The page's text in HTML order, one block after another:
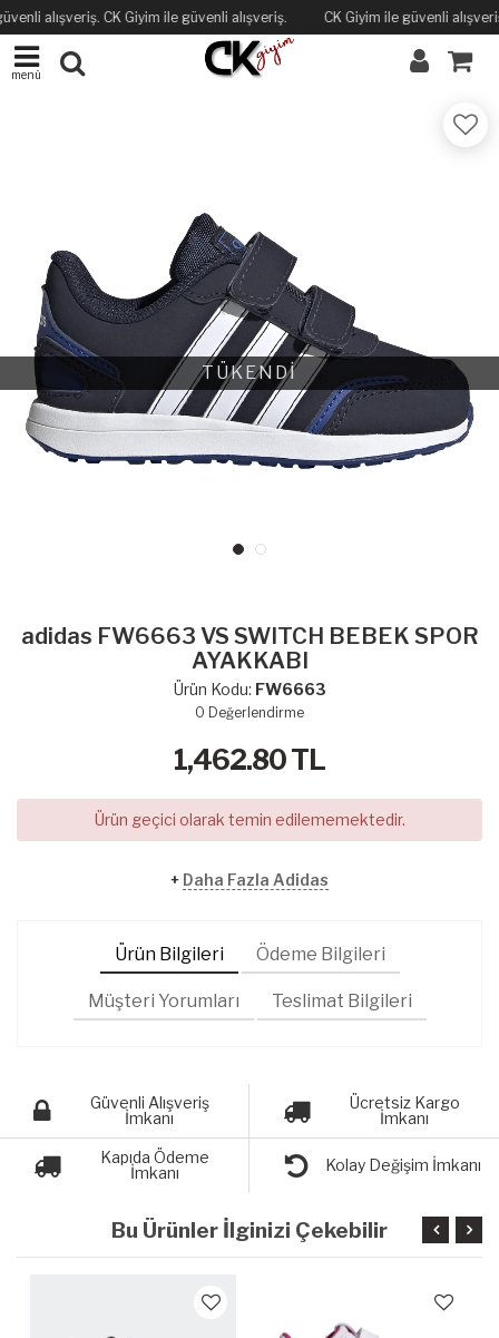
alışveriş. CK Giyim ile güvenli alışveriş. CK Giyim ile güvenli
menü
TÜKENDİ
adidas FW6663 VS SWITCH BEBEK SPOR
AYAKKABI
Ürün Kodu: FW6663
0 Değerlendirme
1,462.80TL
Ürün geçici olarak temin edilememektedir.
+ Daha Fazla Adidas
Ürün Bilgileri Ödeme Bilgileri
Müşteri Yorumları Teslimat Bilgileri
Güvenli Alışveriş
İmkanı
Ücretsiz Kargo
İmkanı
Kapıda Ödeme
İmkanı
Kolay Değişim İmkanı
Bu Ürünler İlginizi Çekebilir